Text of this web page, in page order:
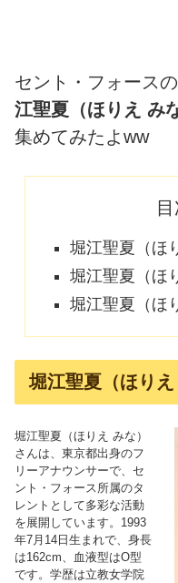
セント・フォース
江聖夏（ほりえ みな
集めてみたよww
堀江聖夏（ほ
堀江聖夏（ほ
堀江聖夏（ほ
堀江聖夏（ほり
堀江聖夏（ほりえ みな）
さんは、東京都出身のフ
リーアナウンサーで、セ
ント・フォース所属のタ
レントとして多彩な活動
を展開しています。1993
年7月14日生まれで、身長
は162cm、血液型はO型
です。学歴は立教女学院